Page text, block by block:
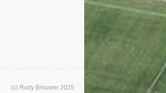
(c) Rudy Brouwer 2025